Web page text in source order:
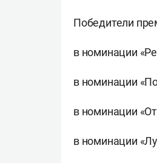
Победители
в номинации
в номинации
в номинации
в номинации